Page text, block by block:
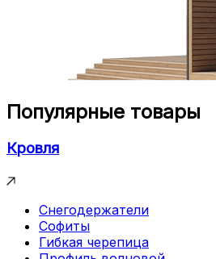
Популярные товары
Кровля
Снегодержатели
Софиты
Гибкая черепица